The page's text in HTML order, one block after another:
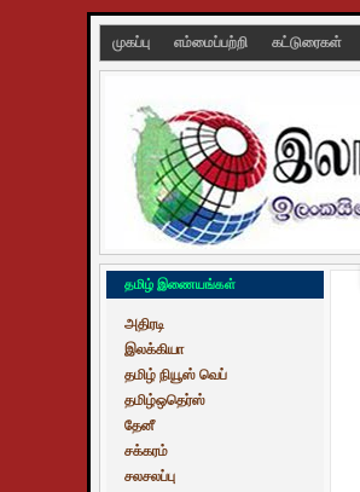
முகப்பு எம்மைப்பற்றி கட்டுரைகள்
தமிழ் இணையங்கள்
அதிரடி
இலக்கியா
தமிழ் நியூஸ் வெப்
தமிழ்ஒதெர்ஸ்
தேனீ
சக்கரம்
சலசலப்பு